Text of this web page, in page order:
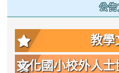
公
教學
文化國小校外人